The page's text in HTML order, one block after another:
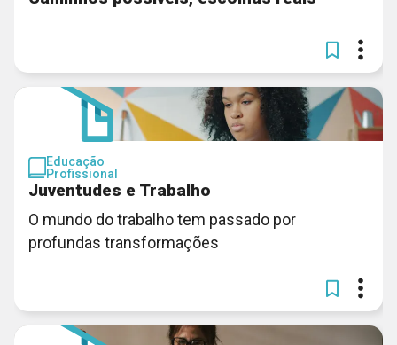
Educação
Profissional
Juventudes e Trabalho
O mundo do trabalho tem passado por
profundas transformações